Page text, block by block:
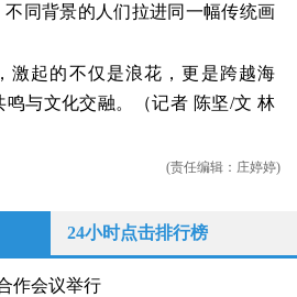
同背景的人们拉进同一幅传统画
激起的不仅是浪花，更是跨越海
与文化交融。（记者 陈坚/文 林
(责任编辑：庄婷婷)
24小时点击排行榜
作会议举行